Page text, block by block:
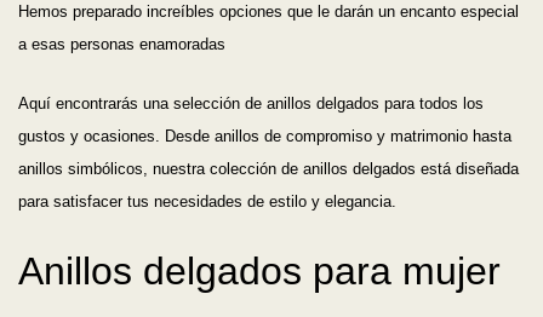
Hemos preparado increíbles opciones que le darán un encanto especial
a esas personas enamoradas
Aquí encontrarás una selección de anillos delgados para todos los
gustos y ocasiones. Desde anillos de compromiso y matrimonio hasta
anillos simbólicos, nuestra colección de anillos delgados está diseñada
para satisfacer tus necesidades de estilo y elegancia.
Anillos delgados para mujer